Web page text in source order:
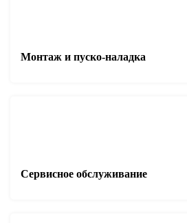
Монтаж и пуско-наладка
Сервисное обслуживание